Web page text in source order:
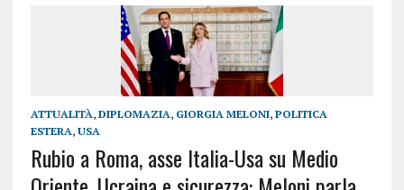
ATTUALITÀ, DIPLOMAZIA, GIORGIA MELONI, POLITICA
ESTERA, USA
Rubio a Roma, asse Italia-Usa su Medio